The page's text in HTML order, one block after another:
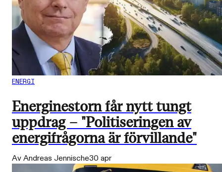
ENERGI
Energinestorn får nytt tungt
uppdrag – "Politiseringen av
energifrågorna är förvillande"
Av Andreas Jennische30 apr